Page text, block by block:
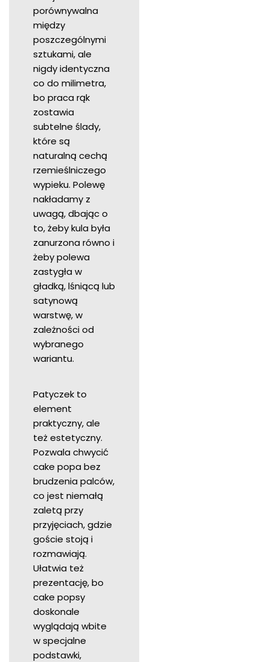
porównywalna
między
poszczególnymi
sztukami, ale
nigdy identyczna
co do milimetra,
bo praca rąk
zostawia
subtelne ślady,
które są
naturalną cechą
rzemieślniczego
wypieku. Polewę
nakładamy z
uwagą, dbając o
to, żeby kula była
zanurzona równo i
żeby polewa
zastygła w
gładką, lśniącą lub
satynową
warstwę, w
zależności od
wybranego
wariantu.
Patyczek to
element
praktyczny, ale
też estetyczny.
Pozwala chwycić
cake popa bez
brudzenia palców,
co jest niemałą
zaletą przy
przyjęciach, gdzie
goście stoją i
rozmawiają.
Ułatwia też
prezentację, bo
cake popsy
doskonale
wyglądają wbite
w specjalne
podstawki,